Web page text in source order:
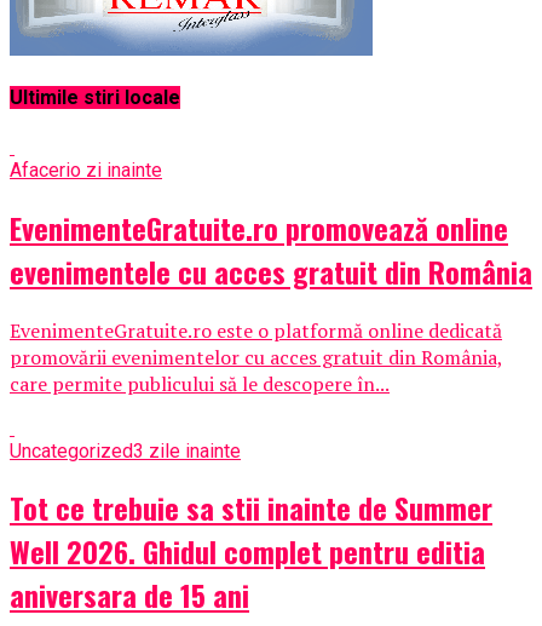
Ultimile stiri locale
Afacerio zi inainte
EvenimenteGratuite.ro promovează online
evenimentele cu acces gratuit din România
EvenimenteGratuite.ro este o platformă online dedicată
promovării evenimentelor cu acces gratuit din România,
care permite publicului să le descopere în...
Uncategorized3 zile inainte
Tot ce trebuie sa stii inainte de Summer
Well 2026. Ghidul complet pentru editia
aniversara de 15 ani